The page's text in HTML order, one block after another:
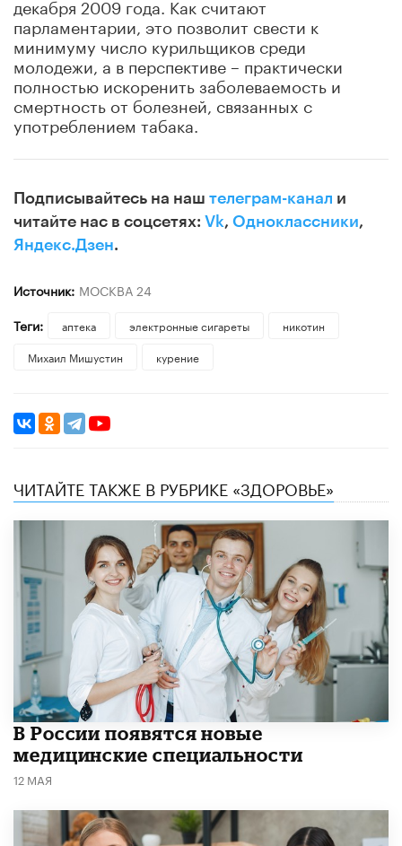
декабря 2009 года. Как считают
парламентарии, это позволит свести к
минимуму число курильщиков среди
молодежи, а в перспективе – практически
полностью искоренить заболеваемость и
смертность от болезней, связанных с
употреблением табака.
Подписывайтесь на наш телеграм-канал и
читайте нас в соцсетях: Vk, Одноклассники,
Яндекс.Дзен.
Источник: МОСКВА 24
Теги:
аптека электронные сигареты
никотин
Михаил Мишустин
курение
ЧИТАЙТЕ ТАКЖЕ В РУБРИКЕ «ЗДОРОВЬЕ»
В России появятся новые
медицинские специальности
12 МАЯ